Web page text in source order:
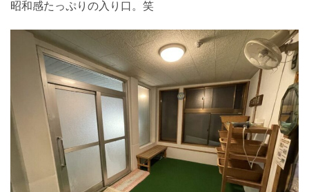
昭和感たっぷりの入り口。笑